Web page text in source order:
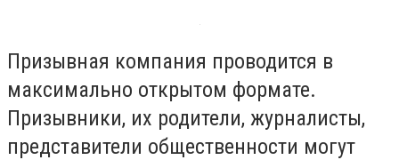
Призывная компания проводится в
максимально открытом формате.
Призывники, их родители, журналисты,
представители общественности могут